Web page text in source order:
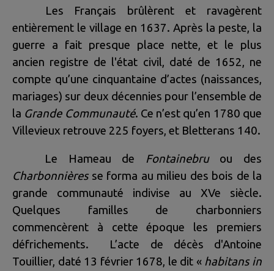
Les Français brûlèrent et ravagèrent
entièrement le village en 1637. Après la peste, la
guerre a fait presque place nette, et le plus
ancien registre de l'état civil, daté de 1652, ne
compte qu’une cinquantaine d’actes (naissances,
mariages) sur deux décennies pour l’ensemble de
la Grande Communauté. Ce n’est qu’en 1780 que
Villevieux retrouve 225 foyers, et Bletterans 140.
Le Hameau de Fontainebruou des
Charbonnièresse forma au milieu des bois de la
grande communauté indivise au XVe siècle.
Quelques familles de charbonniers
commencèrent à cette époque les premiers
défrichements. L’acte de décès d'Antoine
Touillier, daté 13 février 1678, le dit « habitans in